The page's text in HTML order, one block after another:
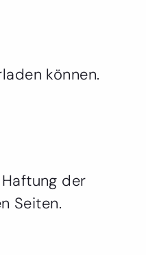
können.
der
Seiten.